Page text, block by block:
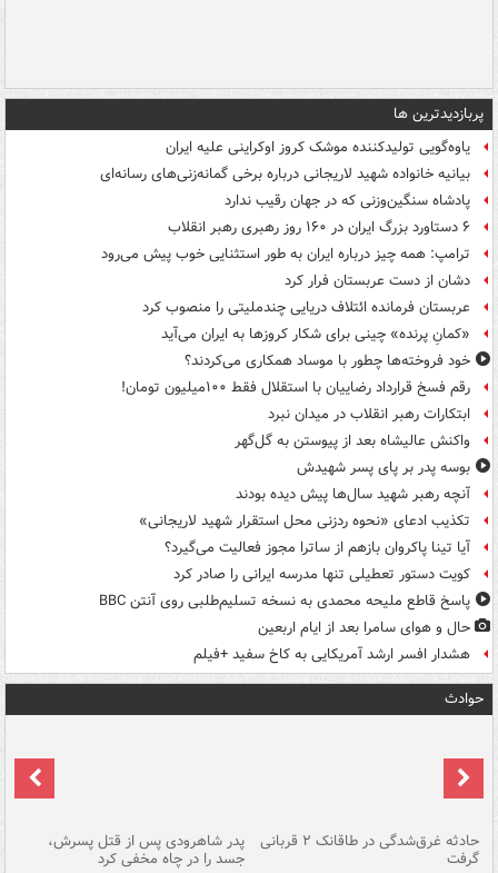
پربازدیدترین ها
یاوه‌گویی تولیدکننده موشک کروز اوکراینی علیه ایران
بیانیه خانواده شهید لاریجانی درباره برخی گمانه‌زنی‌های رسانه‌ای
پادشاه سنگین‌وزنی که در جهان رقیب ندارد
۶ دستاورد بزرگ ایران در ۱۶۰ روز رهبری رهبر انقلاب
ترامپ: همه چیز درباره ایران به طور استثنایی خوب پیش می‌رود
دشان از دست عربستان فرار کرد
عربستان فرمانده ائتلاف دریایی چندملیتی را منصوب کرد
«کمانِ پرنده» چینی برای شکار کروزها به ایران می‌آید
خود فروخته‌ها چطور با موساد همکاری می‌کردند؟
رقم فسخ قرارداد رضاییان با استقلال فقط ۱۰۰میلیون تومان!
ابتکارات رهبر انقلاب در میدان نبرد
واکنش عالیشاه بعد از پیوستن به گل‌گهر
بوسه‌ پدر بر پای پسر شهیدش
آنچه رهبر شهید سال‌ها پیش دیده بودند
تکذیب ادعای «نحوه ردزنی محل استقرار شهید لاریجانی»
آیا تینا پاکروان بازهم از ساترا مجوز فعالیت می‌گیرد؟
کویت دستور تعطیلی تنها مدرسه ایرانی را صادر کرد
پاسخ قاطع ملیحه محمدی به نسخه تسلیم‌طلبی روی آنتن BBC
حال و هوای سامرا بعد از ایام اربعین
هشدار افسر ارشد آمریکایی به کاخ سفید +فیلم
حوادث
حادثه غرق‌شدگی در طاقانک ۲ قربانی
گرفت
پدر شاهرودی پس از قتل پسرش،
جسد را در چاه مخفی کرد